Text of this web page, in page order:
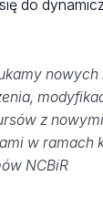
do
z
w ramach
NCBiR